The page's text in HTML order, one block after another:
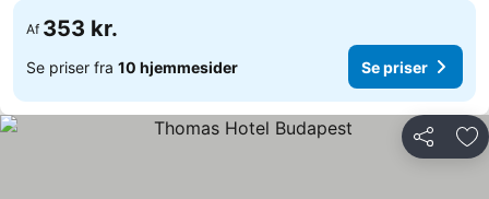
Af 353 kr.
Se priser fra 10 hjemmesider Se priser
Del